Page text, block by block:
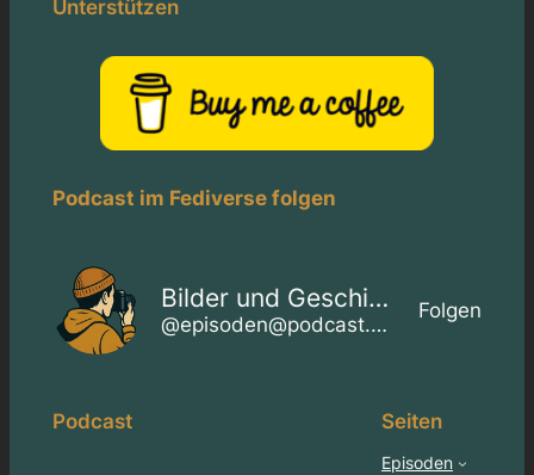
c
Unterstützen
Podcast im Fediverse folgen
Bilder und Geschichten
@episoden@podcast.bilderzeigen.de
Folgen
Podcast Seiten
Episoden